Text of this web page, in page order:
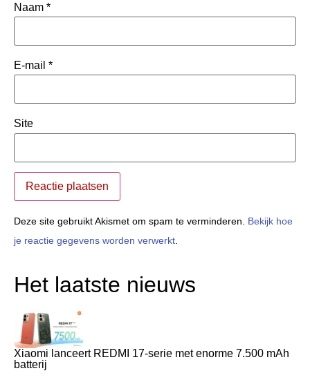
Naam *
E-mail *
Site
Deze site gebruikt Akismet om spam te verminderen. Bekijk hoe
je reactie gegevens worden verwerkt
Het laatste nieuws
Xiaomi lanceert REDMI 17-serie met enorme 7.500 mAh
batterij